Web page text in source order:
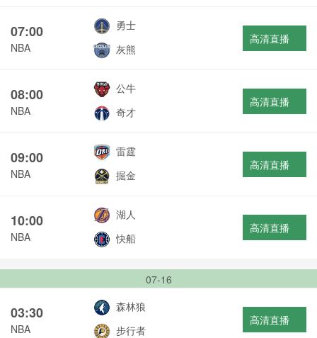
07:00
NBA
勇士
灰熊
高清直播
08:00
NBA
公牛
奇才
高清直播
09:00
NBA
雷霆
掘金
高清直播
10:00
NBA
湖人
快船
高清直播
07-16
03:30
NBA
森林狼
步行者
高清直播